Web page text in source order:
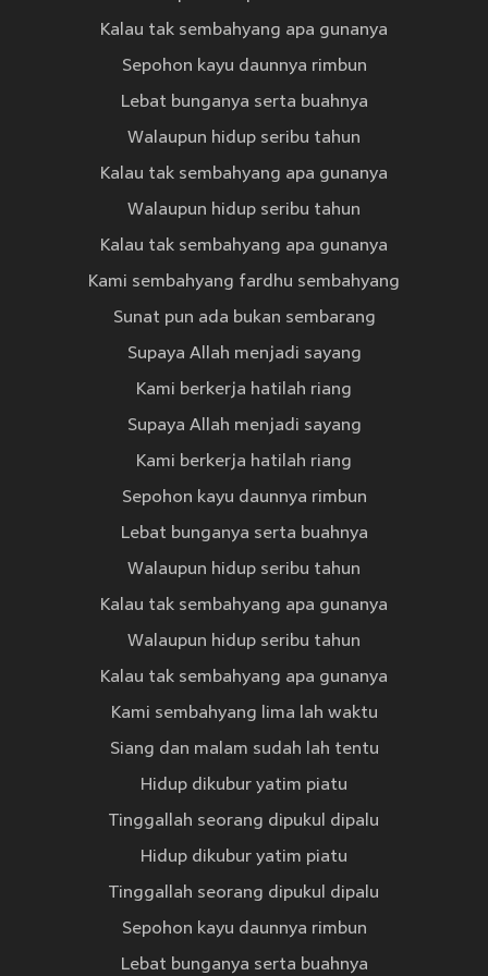
Kalau tak sembahyang apa gunanya
Sepohon kayu daunnya rimbun
Lebat bunganya serta buahnya
Walaupun hidup seribu tahun
Kalau tak sembahyang apa gunanya
Walaupun hidup seribu tahun
Kalau tak sembahyang apa gunanya
Kami sembahyang fardhu sembahyang
Sunat pun ada bukan sembarang
Supaya Allah menjadi sayang
Kami berkerja hatilah riang
Supaya Allah menjadi sayang
Kami berkerja hatilah riang
Sepohon kayu daunnya rimbun
Lebat bunganya serta buahnya
Walaupun hidup seribu tahun
Kalau tak sembahyang apa gunanya
Walaupun hidup seribu tahun
Kalau tak sembahyang apa gunanya
Kami sembahyang lima lah waktu
Siang dan malam sudah lah tentu
Hidup dikubur yatim piatu
Tinggallah seorang dipukul dipalu
Hidup dikubur yatim piatu
Tinggallah seorang dipukul dipalu
Sepohon kayu daunnya rimbun
Lebat bunganya serta buahnya